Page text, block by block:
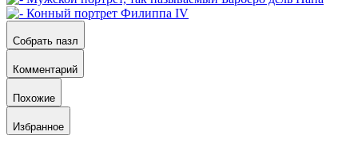
Собрать пазл
Комментарий
Похожие
Избранное